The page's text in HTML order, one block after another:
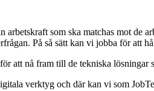
arbetskraft som ska matchas mot de
På så sätt kan vi jobba för att
att nå fram till de tekniska
verktyg och där kan vi som